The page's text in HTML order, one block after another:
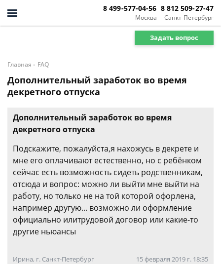
Москва
8 499-577-04-56
Санкт-Петербург
8 812 509-27-47
Задать вопрос
Главная - FAQ
Дополнительный заработок во время
декретного отпуска
Дополнительный заработок во время
декретного отпуска
Подскажите, пожалуйста,я нахожусь в декрете и
мне его оплачивают естественно, но с ребёнком
сейчас есть возможность сидеть родственникам,
отсюда и вопрос: можно ли выйти мне выйти на
работу, но только не на той которой офорлена,
например другую... возможно ли оформление
официально илитрудовой договор или какие-то
другие ньюансы
Ирина, г. Санкт-Петербург 15 февраля 2019 г. 18:35